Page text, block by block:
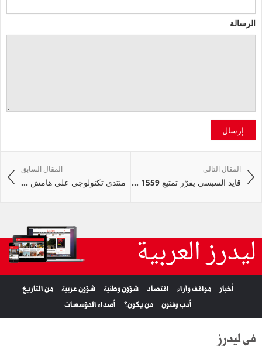
الرسالة
إرسال
المقال السابق
منتدى تكنولوجي على هامش ...
المقال التالي
قايد السبسي يقرّر تمتيع 1559 ...
ليدرز العربية
أخبار مواقف وآراء اقتصاد شؤون وطنية شؤون عربية
من التاريخ
أدب وفنون
من يكون؟ أصداء المؤسسات
في ليدرز